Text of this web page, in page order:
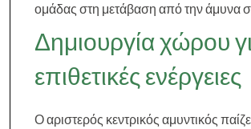
ομάδας στη μετάβαση από την άμυνα
Δημιουργία χώρου
επιθετικές ενέργειες
Ο αριστερός κεντρικός αμυντικός